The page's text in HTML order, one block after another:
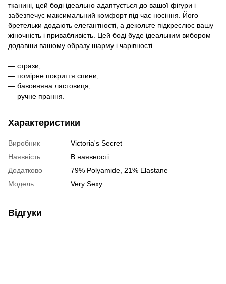
тканині, цей боді ідеально адаптується до вашої фігури і
забезпечує максимальний комфорт під час носіння. Його
бретельки додають елегантності, а декольте підкреслює вашу
жіночність і привабливість. Цей боді буде ідеальним вибором
додавши вашому образу шарму і чарівності.
— стрази;
— помірне покриття спини;
— бавовняна ластовиця;
— ручне прання.
Характеристики
Виробник
Victoria's Secret
Наявність
В наявності
Додатково
79% Polyamide, 21% Elastane
Модель
Very Sexy
Відгуки